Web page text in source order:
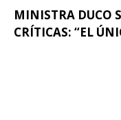
MINISTRA DUCO
CRÍTICAS: “EL